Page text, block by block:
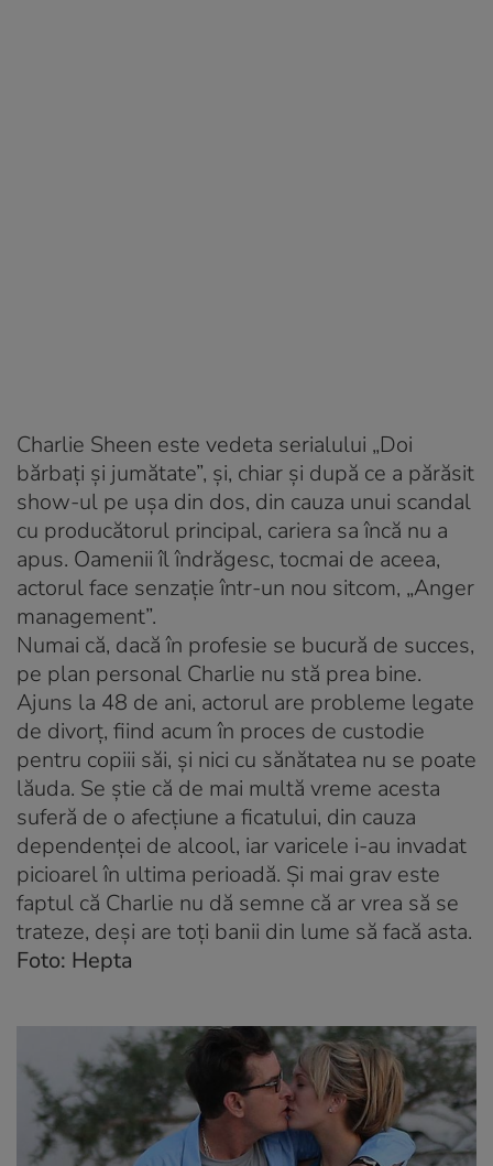
Charlie Sheen este vedeta serialului „Doi
bărbaţi şi jumătate”, şi, chiar şi după ce a părăsit
show-ul pe uşa din dos, din cauza unui scandal
cu producătorul principal, cariera sa încă nu a
apus. Oamenii îl îndrăgesc, tocmai de aceea,
actorul face senzaţie într-un nou sitcom, „Anger
management”.
Numai că, dacă în profesie se bucură de succes,
pe plan personal Charlie nu stă prea bine.
Ajuns la 48 de ani, actorul are probleme legate
de divorţ, fiind acum în proces de custodie
pentru copiii săi, şi nici cu sănătatea nu se poate
lăuda. Se ştie că de mai multă vreme acesta
suferă de o afecţiune a ficatului, din cauza
dependenţei de alcool, iar varicele i-au invadat
picioarel în ultima perioadă. Şi mai grav este
faptul că Charlie nu dă semne că ar vrea să se
trateze, deşi are toţi banii din lume să facă asta.
Foto: Hepta